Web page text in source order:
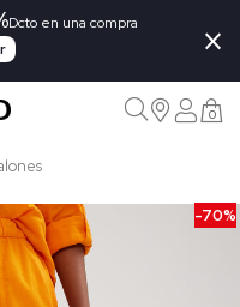
Dcto en una compra
×
0
-70%